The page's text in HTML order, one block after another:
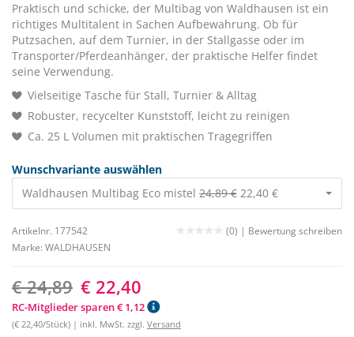
Praktisch und schicke, der Multibag von Waldhausen ist ein
richtiges Multitalent in Sachen Aufbewahrung. Ob für
Putzsachen, auf dem Turnier, in der Stallgasse oder im
Transporter/Pferdeanhänger, der praktische Helfer findet
seine Verwendung.
Vielseitige Tasche für Stall, Turnier & Alltag
Robuster, recycelter Kunststoff, leicht zu reinigen
Ca. 25 L Volumen mit praktischen Tragegriffen
Wunschvariante auswählen
Waldhausen Multibag Eco mistel 24,89 € 22,40 €
Artikelnr. 177542 (0) | Bewertung schreiben
Marke: WALDHAUSEN
€ 24,89 € 22,40
RC-Mitglieder sparen € 1,12
(€ 22,40/Stück) | inkl. MwSt. zzgl. Versand